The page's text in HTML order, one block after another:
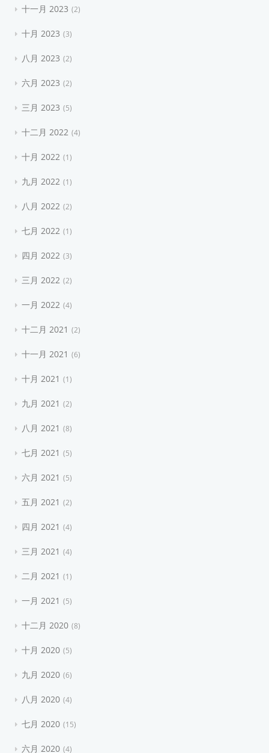
十一月 2023 2
十月 2023 3
八月 2023 2
六月 2023 2
三月 2023 5
十二月 2022 4
十月 2022 1
九月 2022 1
八月 2022 2
七月 2022 1
四月 2022 3
三月 2022 2
一月 2022 4
十二月 2021 2
十一月 2021 6
十月 2021 1
九月 2021 2
八月 2021 8
七月 2021 5
六月 2021 5
五月 2021 2
四月 2021 4
三月 2021 4
二月 2021 1
一月 2021 5
十二月 2020 8
十月 2020 5
九月 2020 6
八月 2020 4
七月 2020 15
六月 2020 4